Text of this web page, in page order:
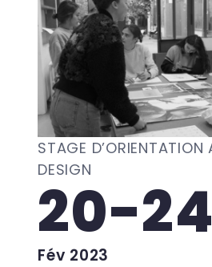
STAGE D’ORIENTATION
DESIGN
20-24
Fév 2023